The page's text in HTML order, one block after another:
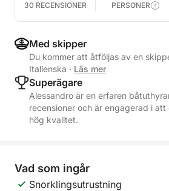
30 RECENSIONER PERSONER
Med skipper
Du kommer att åtföljas av en
Italienska · Läs mer
Superägare
Alessandro är en erfaren
recensioner och är engagerad i
hög kvalitet.
Vad som ingår
Snorklingsutrustning